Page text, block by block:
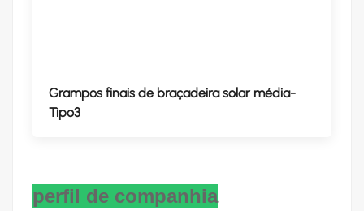
Grampos finais de braçadeira solar média-
Tipo3
perfil de companhia